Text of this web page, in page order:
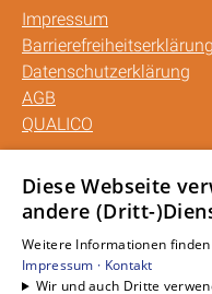
Impressum
Barrierefreiheitserklärung
Datenschutzerklärung
AGB
QUALICO
Unsere Bereiche
Privatkunden
Gewerbekunden
Karriere
Diese Webseite
andere (Dritt-
Weitere Informationen
Impressum · Kontakt
Wir und auch Dritte